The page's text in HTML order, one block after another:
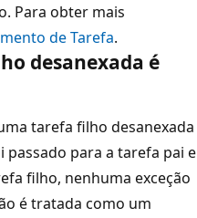
Para obter mais
de Tarefa.
desanexada é
tarefa filho desanexada
para a tarefa pai e
filho, nenhuma exceção
é tratada como um